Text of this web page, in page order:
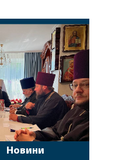
Новини